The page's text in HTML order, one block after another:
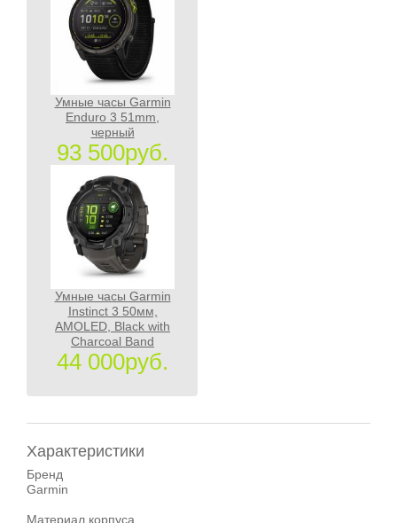
Умные часы Garmin
Enduro 3 51mm,
черный
93 500руб.
Умные часы Garmin
Instinct 3 50мм,
AMOLED, Black with
Charcoal Band
44 000руб.
Характеристики
Бренд
Garmin
Материал корпуса